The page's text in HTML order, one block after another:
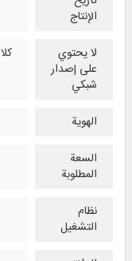
الإنتاج
لا يحتوي
على إصدار
شبكي
كلا
الهوية
السعة
المطلوبة
نظام
التشغیل